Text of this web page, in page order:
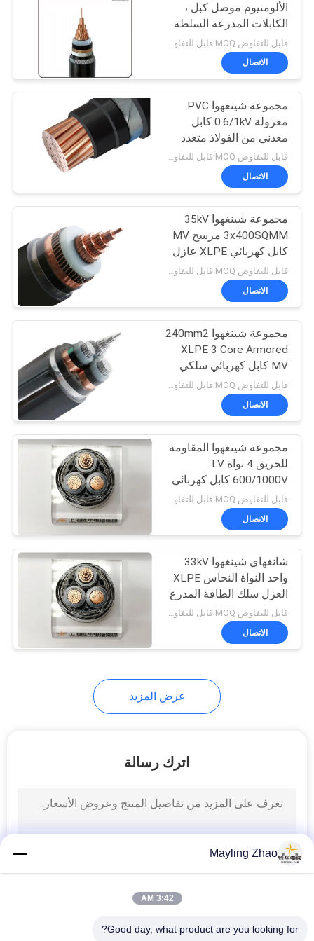
موصل العارية
90
كابل هوائي مجمع
92
كابل المطاط مغمد
95
مراقبة الكابلات
76
كابل صك مدرع
26
ارتفاع درجة الحرارة
الكابل
الألومنيوم موصل كبل ،
الكابلات المدرعة السلطة
الاتصال
مجموعة شينغهوا PVC
معزولة 0.6/1kV كابل
معدني من الفولاذ متعدد
النواة
قابل للتفاوض MOQ:قابل للتفاوض
الاتصال
مجموعة شينغهوا 35kV
3x400SQMM مرسح MV
كابل كهربائي XLPE عازل
PVC مغطى
قابل للتفاوض MOQ:قابل للتفاوض
الاتصال
مجموعة شينغهوا 240mm2
XLPE 3 Core Armored
MV كابل كهربائي سلكي
15kV مصقول شريط
فولاذي مصقول كابل
ألومنيوم
الاتصال
مجموعة شينغهوا المقاومة
للحريق 4 نواة LV
600/1000V كابل كهربائي
مدرع XLPE / PVC سلك
الفولاذ كابل مدرع
الاتصال
شانغهاي شينغهوا 33kV
واحد النواة النحاس XLPE
العزل سلك الطاقة المدرع
19
قابل للتفاوض MOQ:قابل للتفاوض
الاتصال
عرض المزيد
اترك رسالة
Mayling Zhao
3:42 AM
Good day, what product are you looking for?